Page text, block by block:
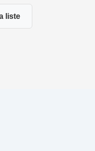
liste